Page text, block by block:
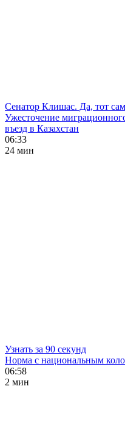
Сенатор Клишас. Да, тот
Ужесточение
въезд в Казахстан
06:33
24 мин
Узнать за 90 секунд
Норма с национальным
06:58
2 мин